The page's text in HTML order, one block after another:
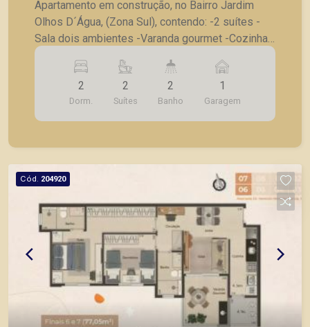
Apartamento em construção, no Bairro Jardim
Olhos D´Água, (Zona Sul), contendo: -2 suítes -
Sala dois ambientes -Varanda gourmet -Cozinha -
Lavanderia -1 vaga de garagem -6 opções de
plantas -Previsão de entrega 02/2026. *
Consulte tabela atualizada e unidades
disponíveis; * Valores a partir de 485 mil para o
1º andar; * Opções de 2 vagas para várias
com agilidade e segurança, em locação, vendas
de imóveis prontos, usados ou mesmo nos
principais lançamentos da cidade de Ribeirão
Preto.
2
Dorm.
2
Suítes
2
Banho
1
Garagem
Cód. 204920